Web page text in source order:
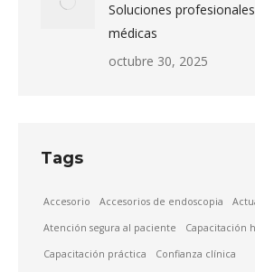
Soluciones
médicas
octubre 30, 2025
Tags
Accesorio Accesorios de endoscopia
Atención segura al paciente Capacitación
Capacitación práctica Confianza clínica